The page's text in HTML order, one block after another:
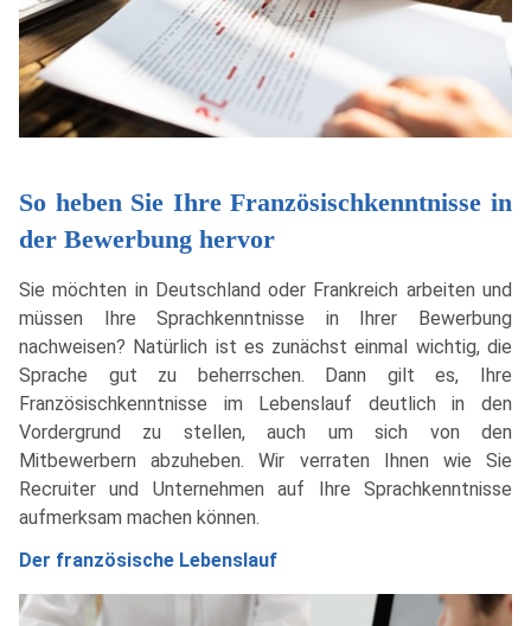
So heben Sie Ihre Französischkenntnisse in
der Bewerbung hervor
Sie möchten in Deutschland oder Frankreich arbeiten und
müssen Ihre Sprachkenntnisse in Ihrer Bewerbung
nachweisen? Natürlich ist es zunächst einmal wichtig, die
Sprache gut zu beherrschen. Dann gilt es, Ihre
Französischkenntnisse im Lebenslauf deutlich in den
Vordergrund zu stellen, auch um sich von den
Mitbewerbern abzuheben. Wir verraten Ihnen wie Sie
Recruiter und Unternehmen auf Ihre Sprachkenntnisse
aufmerksam machen können.
Der französische Lebenslauf